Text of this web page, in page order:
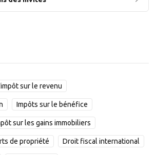
sur le revenu
Impôts sur le bénéfice
sur les gains immobiliers
de propriété Droit fiscal international